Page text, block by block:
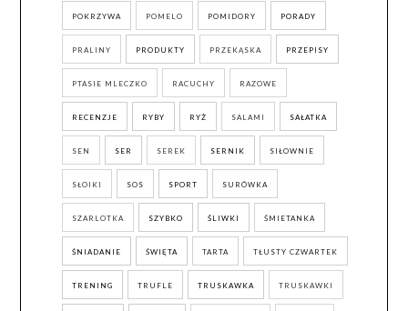
POKRZYWA POMELO POMIDORY PORADY
PRALINY PRODUKTY PRZEKĄSKA PRZEPISY
PTASIE MLECZKO RACUCHY RAZOWE
RECENZJE RYBY RYŻ SALAMI SAŁATKA
SEN SER SEREK SERNIK SIŁOWNIE
SŁOIKI SOS SPORT SURÓWKA
SZARLOTKA SZYBKO ŚLIWKI ŚMIETANKA
ŚNIADANIE ŚWIĘTA TARTA TŁUSTY CZWARTEK
TRENING TRUFLE TRUSKAWKA TRUSKAWKI